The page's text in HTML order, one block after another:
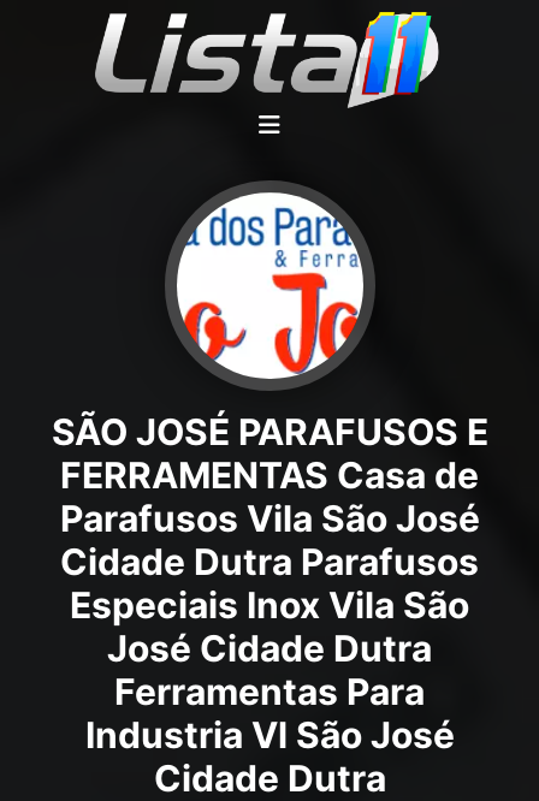
SÃO JOSÉ PARAFUSOS E
FERRAMENTAS Casa de
Parafusos Vila São José
Cidade Dutra Parafusos
Especiais Inox Vila São
José Cidade Dutra
Ferramentas Para
Industria Vl São José
Cidade Dutra